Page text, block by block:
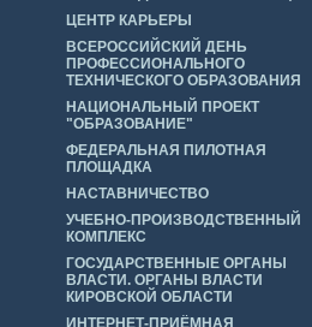
ЦЕНТР КАРЬЕРЫ
ВСЕРОССИЙСКИЙ ДЕНЬ
ПРОФЕССИОНАЛЬНОГО
ТЕХНИЧЕСКОГО ОБРАЗОВАНИЯ
НАЦИОНАЛЬНЫЙ ПРОЕКТ
"ОБРАЗОВАНИЕ"
ФЕДЕРАЛЬНАЯ ПИЛОТНАЯ
ПЛОЩАДКА
НАСТАВНИЧЕСТВО
УЧЕБНО-ПРОИЗВОДСТВЕННЫЙ
КОМПЛЕКС
ГОСУДАРСТВЕННЫЕ ОРГАНЫ
ВЛАСТИ. ОРГАНЫ ВЛАСТИ
КИРОВСКОЙ ОБЛАСТИ
ИНТЕРНЕТ-ПРИЁМНАЯ